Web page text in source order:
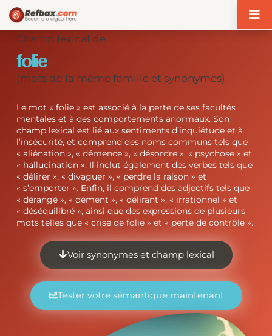
Champ lexical de
folie
(mots de la même famille et synonymes)
Le mot « folie » est associé à la perte de ses facultés
mentales et à des comportements anormaux. Son
champ lexical est lié aux sentiments d’inquiétude et à
l’insécurité, et comprend des noms communs tels que
« aliénation », « démence », « désordre », « psychose » et
« hallucination ». Il inclut également des verbes tels que
« délirer », « divaguer », « perdre la raison » et
« s’emporter ». Enfin, il comprend des adjectifs tels que
« dérangé », « dément », « délirant », « irrationnel » et
« déséquilibré », ainsi que des expressions de plusieurs
mots telles que « crise de folie » et « perte de contrôle ».
Voir synonymes et champ lexical
Tester votre sémantique maintenant
Panneau de gestion des cookies